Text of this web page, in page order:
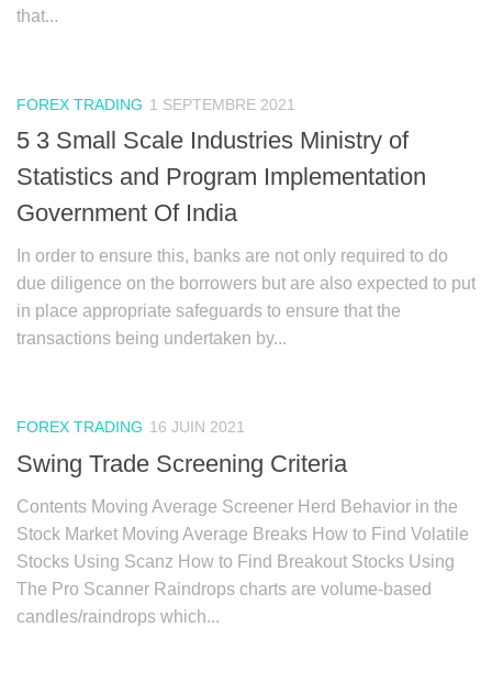
that...
FOREX TRADING 1 SEPTEMBRE 2021
5 3 Small Scale Industries Ministry of
Statistics and Program Implementation
Government Of India
In order to ensure this, banks are not only required to do
due diligence on the borrowers but are also expected to put
in place appropriate safeguards to ensure that the
transactions being undertaken by...
FOREX TRADING 16 JUIN 2021
Swing Trade Screening Criteria
Contents Moving Average Screener Herd Behavior in the
Stock Market Moving Average Breaks How to Find Volatile
Stocks Using Scanz How to Find Breakout Stocks Using
The Pro Scanner Raindrops charts are volume-based
candles/raindrops which...